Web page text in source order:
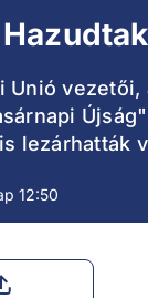
Unió
lezárhatták
12:50